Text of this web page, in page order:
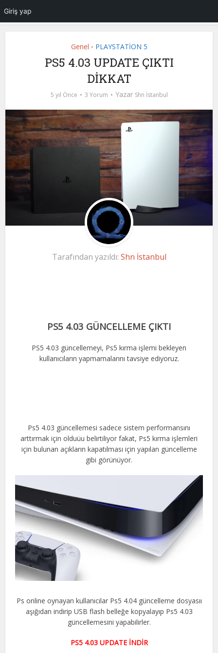
Genel • PLAYSTATİON 5
PS5 4.03 UPDATE ÇIKTI
DİKKAT
5 yıl Önce 3 Yorum Yazar Shn İstanbul
Tarafından yazıldı: Shn İstanbul
PS5 4.03 GÜNCELLEME ÇIKTI
PS5 4.03 güncellemeyi, Ps5 kırma işlemi bekleyen
kullanıcıların yapmamalarını tavsiye ediyoruz.
Ps5 4.03 güncellemesi sadece sistem performansını
arttırmak için olduüu belirtiliyor fakat, Ps5 kırma işlemleri
için bulunan açıkların kapatılması için yapılan güncelleme
gibi görünüyor.
Ps online oynayan kullanıcılar Ps5 4.04 güncelleme dosyasıı
aşığıdan indirip USB flash belleğe kopyalayıp Ps5 4.03
güncellemesini yapabilirler.
PS5 4.03 UPDATE İNDİR
Giriş yap